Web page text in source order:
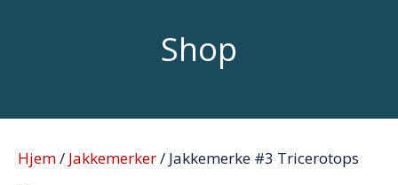
Shop
Hjem/ Jakkemerker/ Jakkemerke #3 Tricerotops